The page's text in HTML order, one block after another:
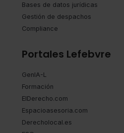
Bases de datos jurídicas
Gestión de despachos
Compliance
Portales Lefebvre
GenIA-L
Formación
ElDerecho.com
Espacioasesoria.com
Derecholocal.es